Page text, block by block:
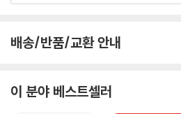
배송/반품/교환 안내
이 분야 베스트셀러